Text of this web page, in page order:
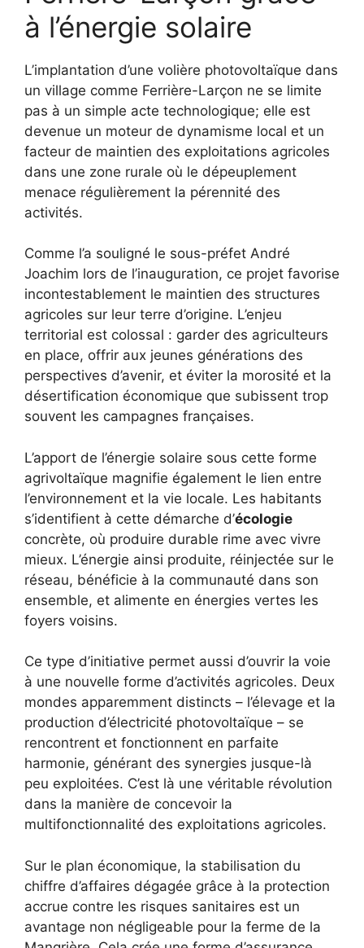
à l’énergie solaire
L’implantation d’une volière photovoltaïque dans
un village comme Ferrière-Larçon ne se limite
pas à un simple acte technologique; elle est
devenue un moteur de dynamisme local et un
facteur de maintien des exploitations agricoles
dans une zone rurale où le dépeuplement
menace régulièrement la pérennité des
activités.
Comme l’a souligné le sous-préfet André
Joachim lors de l’inauguration, ce projet favorise
incontestablement le maintien des structures
agricoles sur leur terre d’origine. L’enjeu
territorial est colossal : garder des agriculteurs
en place, offrir aux jeunes générations des
perspectives d’avenir, et éviter la morosité et la
désertification économique que subissent trop
souvent les campagnes françaises.
L’apport de l’énergie solaire sous cette forme
agrivoltaïque magnifie également le lien entre
l’environnement et la vie locale. Les habitants
s’identifient à cette démarche d’écologie
concrète, où produire durable rime avec vivre
mieux. L’énergie ainsi produite, réinjectée sur le
réseau, bénéficie à la communauté dans son
ensemble, et alimente en énergies vertes les
foyers voisins.
Ce type d’initiative permet aussi d’ouvrir la voie
à une nouvelle forme d’activités agricoles. Deux
mondes apparemment distincts – l’élevage et la
production d’électricité photovoltaïque – se
rencontrent et fonctionnent en parfaite
harmonie, générant des synergies jusque-là
peu exploitées. C’est là une véritable révolution
dans la manière de concevoir la
multifonctionnalité des exploitations agricoles.
Sur le plan économique, la stabilisation du
chiffre d’affaires dégagée grâce à la protection
accrue contre les risques sanitaires est un
avantage non négligeable pour la ferme de la